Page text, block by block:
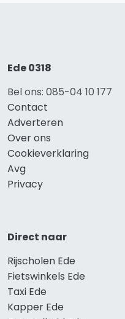
Ede 0318
Bel ons: 085-04 10 177
Contact
Adverteren
Over ons
Cookieverklaring
Avg
Privacy
Direct naar
Rijscholen Ede
Fietswinkels Ede
Taxi Ede
Kapper Ede